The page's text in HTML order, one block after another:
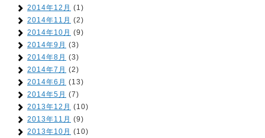
2014年12月 (1)
2014年11月 (2)
2014年10月 (9)
2014年9月 (3)
2014年8月 (3)
2014年7月 (2)
2014年6月 (13)
2014年5月 (7)
2013年12月 (10)
2013年11月 (9)
2013年10月 (10)